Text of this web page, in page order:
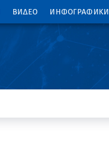
ВИДЕО ИНФОГРАФИКИ